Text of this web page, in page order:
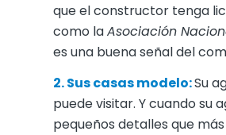
que el constructor tenga
como laAsociación
es una buena señal del
2. Sus casas modelo:Su
puede visitar. Y cuando su
pequeños detalles que